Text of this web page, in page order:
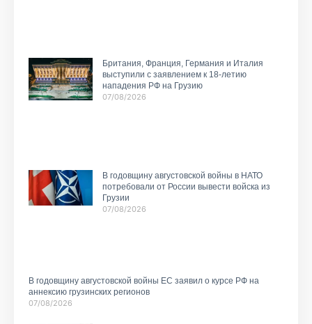
Британия, Франция, Германия и Италия
выступили с заявлением к 18-летию
нападения РФ на Грузию
07/08/2026
В годовщину августовской войны в НАТО
потребовали от России вывести войска из
Грузии
07/08/2026
В годовщину августовской войны ЕС заявил о курсе РФ на
аннексию грузинских регионов
07/08/2026